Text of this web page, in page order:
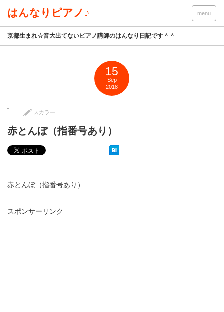
はんなりピアノ♪ menu
京都生まれ☆音大出てないピアノ講師のはんなり日記です＾＾
15
Sep
2018
スカラー
赤とんぼ（指番号あり）
赤とんぼ（指番号あり）
スポンサーリンク